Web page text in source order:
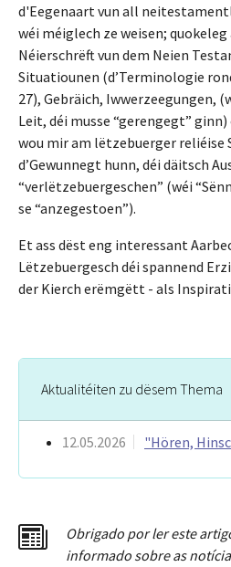
d'Eegenaart vun all
wéi méiglech ze weisen;
Néierschrëft vun dem Neien
Situatiounen (d’Terminologie
27), Gebräich, Iwwerzeegungen,
Leit, déi musse “gerengegt”
wou mir am lëtzebuerger reliéise
d’Gewunnegt hunn, déi däitsch
“verlëtzebuergeschen” (wéi
se “anzegestoen”).
Et ass dëst eng interessant
Lëtzebuergesch déi spannend
der Kierch erëmgëtt - als
Aktualitéiten zu dësem Thema
12.05.2026 "Hören,
Obrigado por ler este
informado sobre as